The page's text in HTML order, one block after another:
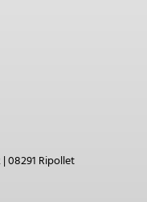
08291 Ripollet